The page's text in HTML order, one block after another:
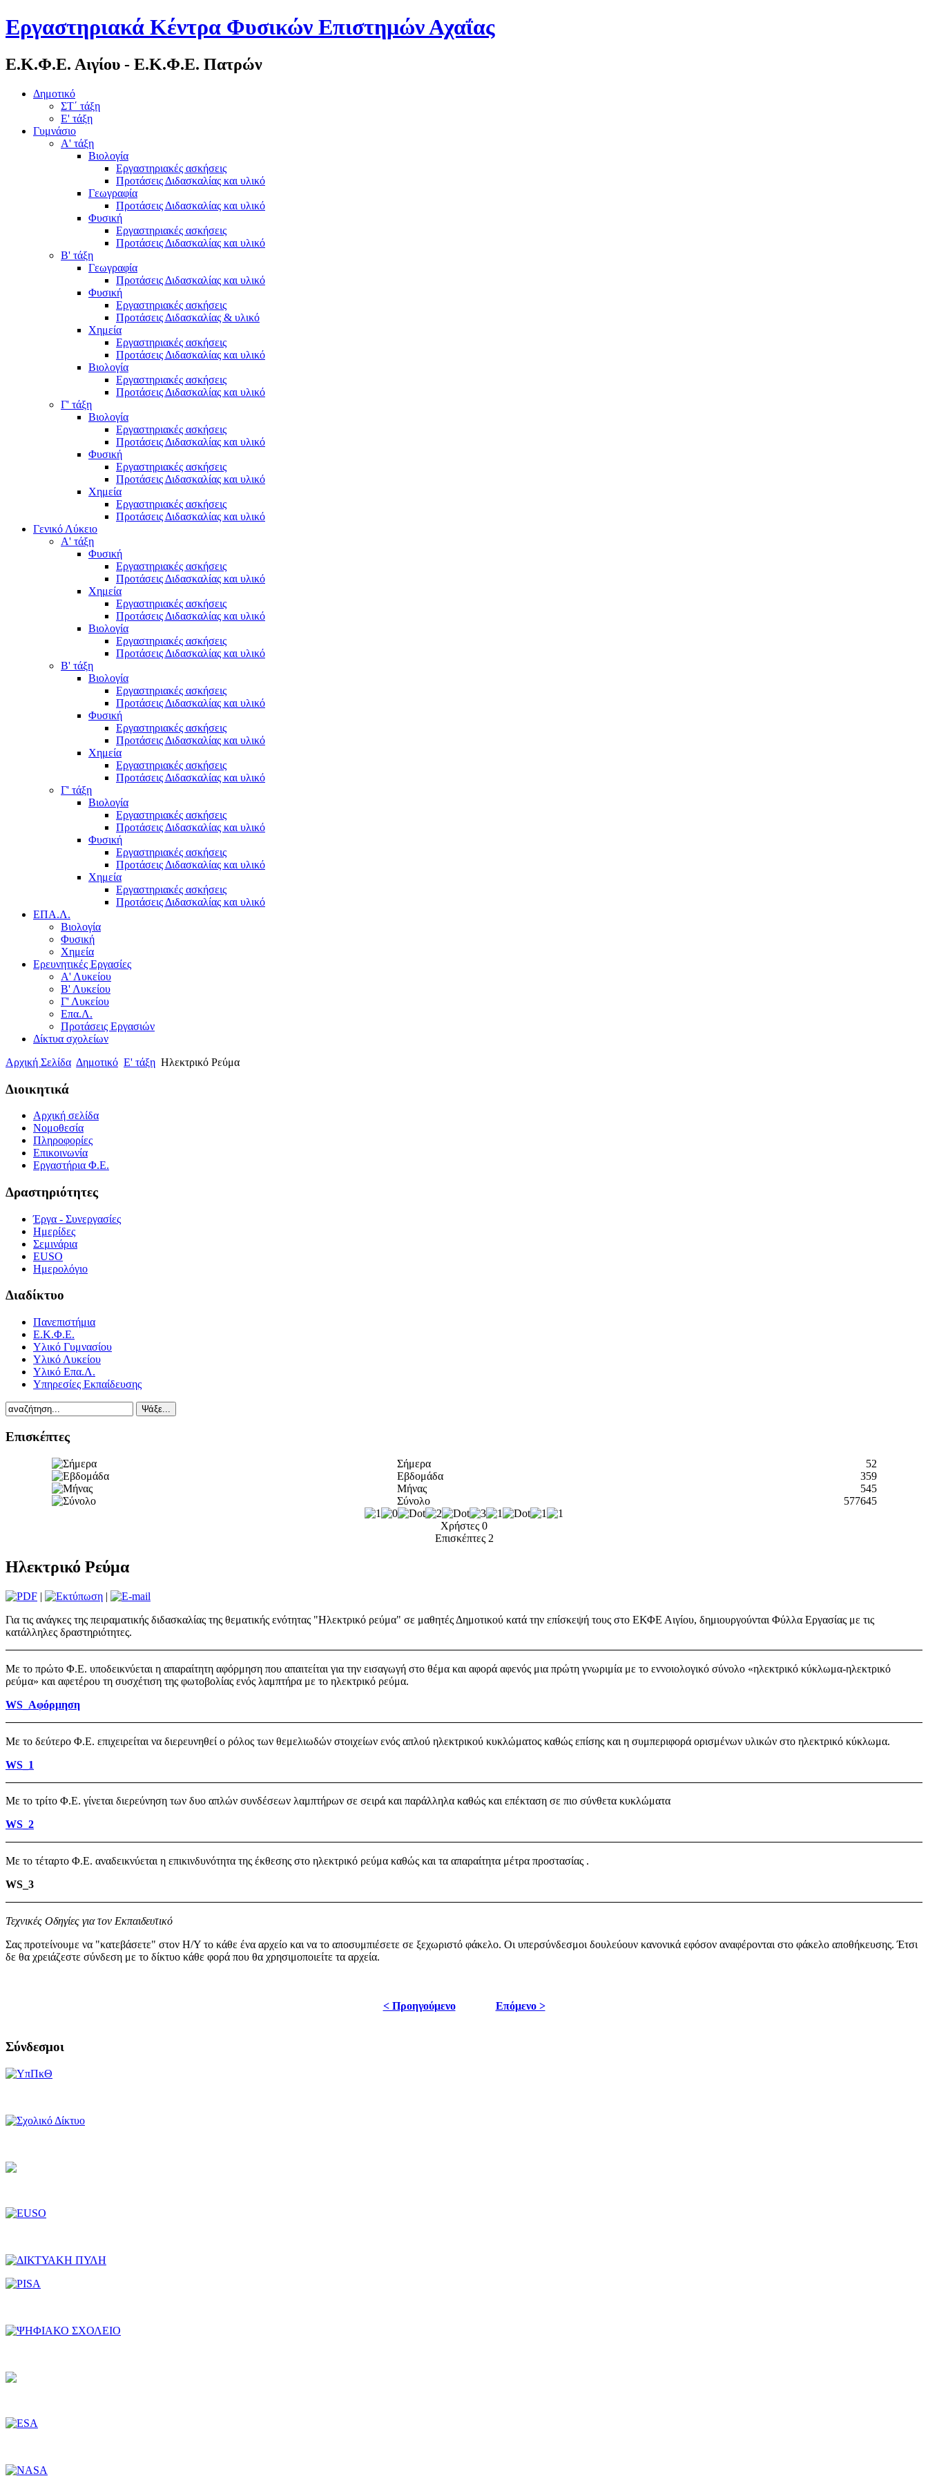
Εργαστηριακά Κέντρα Φυσικών Επιστημών Αχαΐας
Ε.Κ.Φ.Ε. Αιγίου - Ε.Κ.Φ.Ε. Πατρών
Δημοτικό
ΣΤ΄ τάξη
Ε' τάξη
Γυμνάσιο
Α' τάξη
Βιολογία
Εργαστηριακές ασκήσεις
Προτάσεις Διδασκαλίας και υλικό
Γεωγραφία
Προτάσεις Διδασκαλίας και υλικό
Φυσική
Εργαστηριακές ασκήσεις
Προτάσεις Διδασκαλίας και υλικό
Β' τάξη
Γεωγραφία
Προτάσεις Διδασκαλίας και υλικό
Φυσική
Εργαστηριακές ασκήσεις
Προτάσεις Διδασκαλίας & υλικό
Χημεία
Εργαστηριακές ασκήσεις
Προτάσεις Διδασκαλίας και υλικό
Βιολογία
Εργαστηριακές ασκήσεις
Προτάσεις Διδασκαλίας και υλικό
Γ' τάξη
Βιολογία
Εργαστηριακές ασκήσεις
Προτάσεις Διδασκαλίας και υλικό
Φυσική
Εργαστηριακές ασκήσεις
Προτάσεις Διδασκαλίας και υλικό
Χημεία
Εργαστηριακές ασκήσεις
Προτάσεις Διδασκαλίας και υλικό
Γενικό Λύκειο
Α' τάξη
Φυσική
Εργαστηριακές ασκήσεις
Προτάσεις Διδασκαλίας και υλικό
Χημεία
Εργαστηριακές ασκήσεις
Προτάσεις Διδασκαλίας και υλικό
Βιολογία
Εργαστηριακές ασκήσεις
Προτάσεις Διδασκαλίας και υλικό
Β' τάξη
Βιολογία
Εργαστηριακές ασκήσεις
Προτάσεις Διδασκαλίας και υλικό
Φυσική
Εργαστηριακές ασκήσεις
Προτάσεις Διδασκαλίας και υλικό
Χημεία
Εργαστηριακές ασκήσεις
Προτάσεις Διδασκαλίας και υλικό
Γ' τάξη
Βιολογία
Εργαστηριακές ασκήσεις
Προτάσεις Διδασκαλίας και υλικό
Φυσική
Εργαστηριακές ασκήσεις
Προτάσεις Διδασκαλίας και υλικό
Χημεία
Εργαστηριακές ασκήσεις
Προτάσεις Διδασκαλίας και υλικό
ΕΠΑ.Λ.
Βιολογία
Φυσική
Χημεία
Ερευνητικές Εργασίες
Α' Λυκείου
Β' Λυκείου
Γ' Λυκείου
Επα.Λ.
Προτάσεις Εργασιών
Δίκτυα σχολείων
Αρχική Σελίδα Δημοτικό Ε' τάξη Ηλεκτρικό Ρεύμα
Διοικητικά
Αρχική σελίδα
Νομοθεσία
Πληροφορίες
Επικοινωνία
Εργαστήρια Φ.Ε.
Δραστηριότητες
Έργα - Συνεργασίες
Ημερίδες
Σεμινάρια
EUSO
Ημερολόγιο
Διαδίκτυο
Πανεπιστήμια
Ε.Κ.Φ.Ε.
Υλικό Γυμνασίου
Υλικό Λυκείου
Υλικό Επα.Λ.
Υπηρεσίες Εκπαίδευσης
Επισκέπτες
Σήμερα
52
Εβδομάδα
359
Μήνας
545
Σύνολο
577645
Χρήστες 0
Επισκέπτες 2
Ηλεκτρικό Ρεύμα
|
|
Για τις ανάγκες της πειραματικής διδασκαλίας της θεματικής ενότητας "Ηλεκτρικό ρεύμα" σε μαθητές Δημοτικού κατά την επίσκεψή τους στο ΕΚΦΕ Αιγίου, δημιουργούνται Φύλλα Εργασίας με τις
κατάλληλες δραστηριότητες.
Με το πρώτο Φ.Ε. υποδεικνύεται η απαραίτητη αφόρμηση που απαιτείται για την εισαγωγή στο θέμα και αφορά αφενός μια πρώτη γνωριμία με το εννοιολογικό σύνολο «ηλεκτρικό κύκλωμα-ηλεκτρικό
ρεύμα» και αφετέρου τη συσχέτιση της φωτοβολίας ενός λαμπτήρα με το ηλεκτρικό ρεύμα.
WS_Αφόρμηση
Με το δεύτερο Φ.Ε. επιχειρείται να διερευνηθεί ο ρόλος των θεμελιωδών στοιχείων ενός απλού ηλεκτρικού κυκλώματος καθώς επίσης και η συμπεριφορά ορισμένων υλικών στο ηλεκτρικό κύκλωμα.
WS_1
Με το τρίτο Φ.Ε. γίνεται διερεύνηση των δυο απλών συνδέσεων λαμπτήρων σε σειρά και παράλληλα καθώς και επέκταση σε πιο σύνθετα κυκλώματα
WS_2
Με το τέταρτο Φ.Ε. αναδεικνύεται η επικινδυνότητα της έκθεσης στο ηλεκτρικό ρεύμα καθώς και τα απαραίτητα μέτρα προστασίας .
WS_3
Τεχνικές Οδηγίες για τον Εκπαιδευτικό
Σας προτείνουμε να "κατεβάσετε" στον Η/Υ το κάθε ένα αρχείο και να το αποσυμπιέσετε σε ξεχωριστό φάκελο. Οι υπερσύνδεσμοι δουλεύουν κανονικά εφόσον αναφέρονται στο φάκελο αποθήκευσης. Έτσι
δε θα χρειάζεστε σύνδεση με το δίκτυο κάθε φορά που θα χρησιμοποιείτε τα αρχεία.
< Προηγούμενο Επόμενο >
Σύνδεσμοι